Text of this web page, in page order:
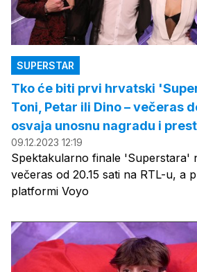
SUPERSTAR
Tko će biti prvi hrvatski
Toni, Petar ili Dino – večeras
osvaja unosnu nagradu i
09.12.2023 12:19
Spektakularno finale 'Superstara'
večeras od 20.15 sati na RTL-u, a
platformi Voyo